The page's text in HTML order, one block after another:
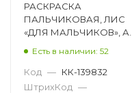
РАСКРАСКА
ПАЛЬЧИКОВАЯ, ЛИС
«ДЛЯ МАЛЬЧИКОВ», А4,
Есть в наличии: 52
Код — КК-139832
ШтрихКод —